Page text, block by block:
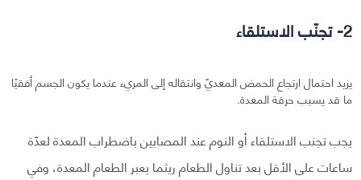
2- تجنّب الاستلقاء
يزيد احتمال ارتجاع الحمض المعديّ وانتقاله إلى المريء عندما يكون الجسم أفقيًا
ما قد يسبب حرقة المعدة.
يجب تجنب الاستلقاء أو النوم عند المصابين باضطراب المعدة لعدّة
ساعات على الأقل بعد تناول الطعام ريثما يعبر الطعام المعدة، وفي